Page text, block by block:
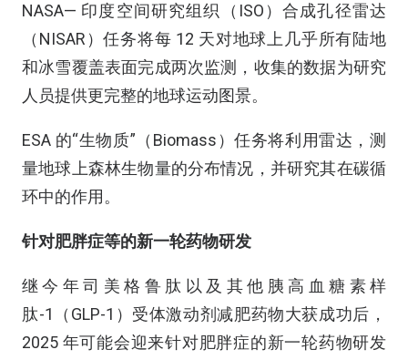
NASA— 印度空间研究组织（ISO）合成孔径雷达
（NISAR）任务将每 12 天对地球上几乎所有陆地
和冰雪覆盖表面完成两次监测，收集的数据为研究
人员提供更完整的地球运动图景。
ESA 的“生物质”（Biomass）任务将利用雷达，测
量地球上森林生物量的分布情况，并研究其在碳循
环中的作用。
针对肥胖症等的新一轮药物研发
继今年司美格鲁肽以及其他胰高血糖素样
肽-1（GLP-1）受体激动剂减肥药物大获成功后，
2025 年可能会迎来针对肥胖症的新一轮药物研发